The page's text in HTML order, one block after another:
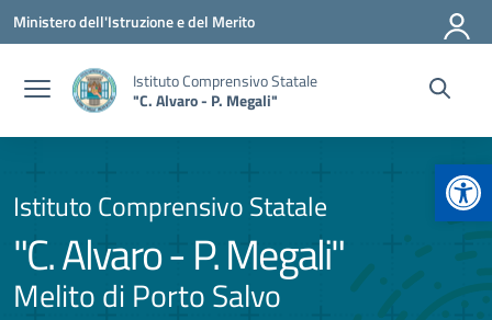
Vai ai contenuti
Vai al menu di navigazione
Vai al footer
Ministero dell'Istruzione e del Merito
Istituto Comprensivo Statale
"C. Alvaro - P. Megali"
Istituto Comprensivo Statale
"C. Alvaro - P. Megali"
Melito di Porto Salvo